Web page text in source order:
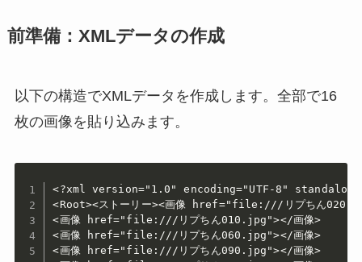
前準備：XMLデータの作成
以下の構造でXMLデータを作成します。全部で16
枚の画像を貼り込みます。
<?xml version="1.0" encoding="UTF-8"
<Root><ストーリー><画像 href="file:///リプちん
<画像 href="file:///リプちん010.jpg"></画像>
<画像 href="file:///リプちん060.jpg"></画像>
<画像 href="file:///リプちん090.jpg"></画像>